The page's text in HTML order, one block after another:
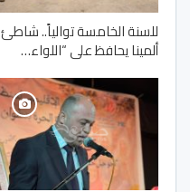
للسنة الخامسة توالياً.. شاطئ
ألمينا يحافظ على “اللواء…